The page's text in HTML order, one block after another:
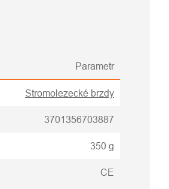
Parametr
Stromolezecké brzdy
3701356703887
350 g
CE